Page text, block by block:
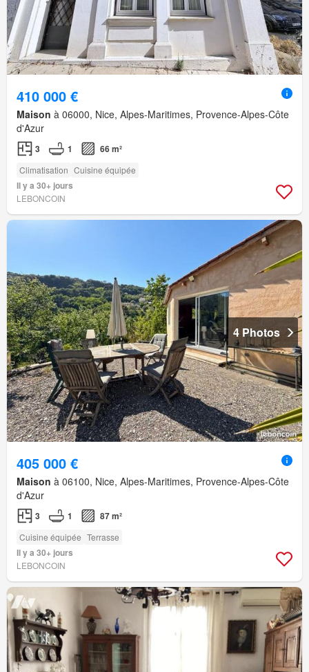
410 000 €
Maison à 06000, Nice, Alpes-Maritimes, Provence-Alpes-Côte
d'Azur
3 1 66 m²
Climatisation Cuisine équipée
Il y a 30+ jours
LEBONCOIN
4 Photos
405 000 €
Maison à 06100, Nice, Alpes-Maritimes, Provence-Alpes-Côte
d'Azur
3 1 87 m²
Cuisine équipée Terrasse
Il y a 30+ jours
LEBONCOIN